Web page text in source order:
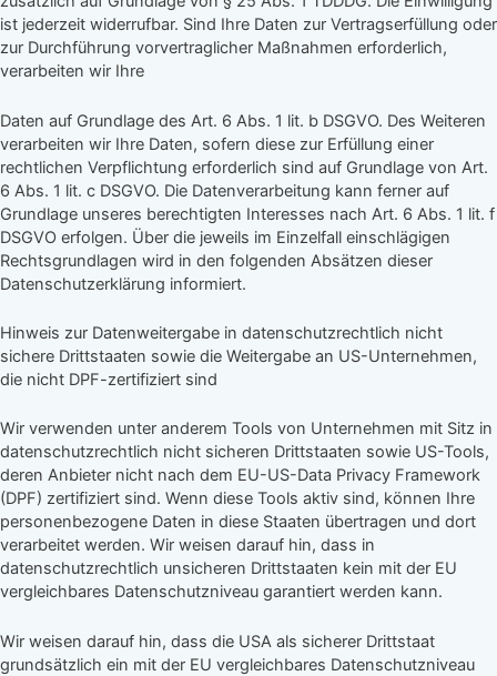
ist jederzeit widerrufbar. Sind Ihre Daten zur Vertragserfüllung oder
zur Durchführung vorvertraglicher Maßnahmen erforderlich,
verarbeiten wir Ihre
Daten auf Grundlage des Art. 6 Abs. 1 lit. b DSGVO. Des Weiteren
verarbeiten wir Ihre Daten, sofern diese zur Erfüllung einer
rechtlichen Verpflichtung erforderlich sind auf Grundlage von Art.
6 Abs. 1 lit. c DSGVO. Die Datenverarbeitung kann ferner auf
Grundlage unseres berechtigten Interesses nach Art. 6 Abs. 1 lit. f
DSGVO erfolgen. Über die jeweils im Einzelfall einschlägigen
Rechtsgrundlagen wird in den folgenden Absätzen dieser
Datenschutzerklärung informiert.
Hinweis zur Datenweitergabe in datenschutzrechtlich nicht
sichere Drittstaaten sowie die Weitergabe an US-Unternehmen,
die nicht DPF-zertifiziert sind
Wir verwenden unter anderem Tools von Unternehmen mit Sitz in
datenschutzrechtlich nicht sicheren Drittstaaten sowie US-Tools,
deren Anbieter nicht nach dem EU-US-Data Privacy Framework
(DPF) zertifiziert sind. Wenn diese Tools aktiv sind, können Ihre
personenbezogene Daten in diese Staaten übertragen und dort
verarbeitet werden. Wir weisen darauf hin, dass in
datenschutzrechtlich unsicheren Drittstaaten kein mit der EU
vergleichbares Datenschutzniveau garantiert werden kann.
Wir weisen darauf hin, dass die USA als sicherer Drittstaat
grundsätzlich ein mit der EU vergleichbares Datenschutzniveau